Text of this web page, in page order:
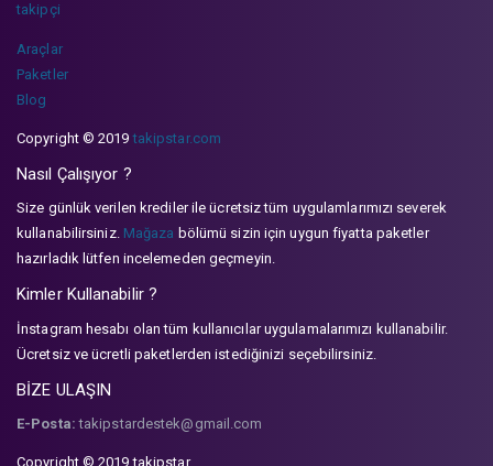
takipçi
Araçlar
Paketler
Blog
Copyright © 2019takipstar.com
Nasıl Çalışıyor ?
Size günlük verilen krediler ile ücretsiz tüm uygulamlarımızı severek
kullanabilirsiniz. Mağaza bölümü sizin için uygun fiyatta paketler
hazırladık lütfen incelemeden geçmeyin.
Kimler Kullanabilir ?
İnstagram hesabı olan tüm kullanıcılar uygulamalarımızı kullanabilir.
Ücretsiz ve ücretli paketlerden istediğinizi seçebilirsiniz.
BİZE ULAŞIN
E-Posta: takipstardestek@gmail.com
Copyright © 2019 takipstar.